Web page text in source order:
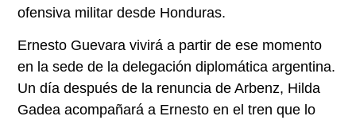
ofensiva militar desde Honduras.
Ernesto Guevara vivirá a partir de ese momento
en la sede de la delegación diplomática argentina.
Un día después de la renuncia de Arbenz, Hilda
Gadea acompañará a Ernesto en el tren que lo